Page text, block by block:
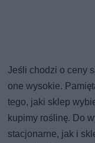
Jeśli chodzi o ceny
one wysokie.
tego, jaki sklep
kupimy roślinę. Do
stacjonarne, jak i